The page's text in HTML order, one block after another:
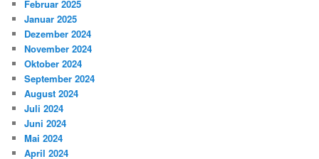
Februar 2025
Januar 2025
Dezember 2024
November 2024
Oktober 2024
September 2024
August 2024
Juli 2024
Juni 2024
Mai 2024
April 2024